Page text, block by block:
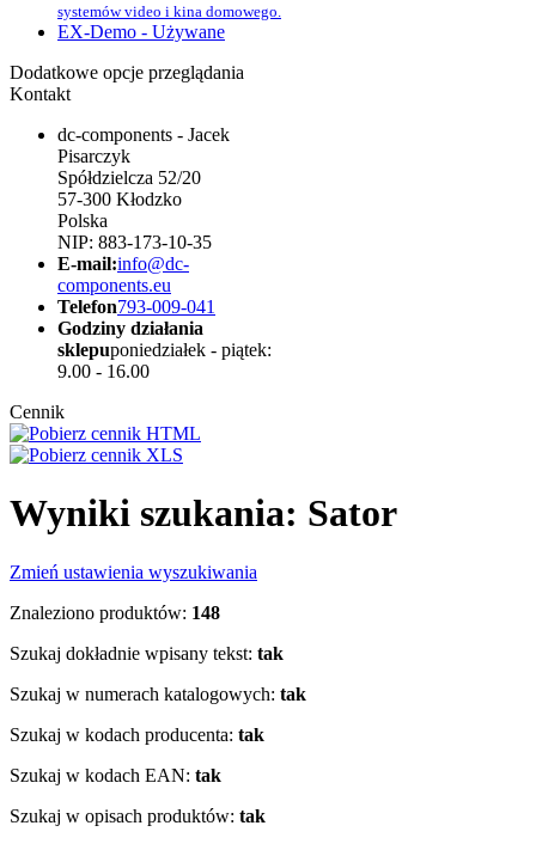
systemów video i kina domowego.
EX-Demo - Używane
Dodatkowe opcje przeglądania
Kontakt
dc-components - Jacek
Pisarczyk
Spółdzielcza 52/20
57-300 Kłodzko
Polska
NIP: 883-173-10-35
E-mail:info@dc-
components.eu
Telefon793-009-041
Godziny działania
sklepuponiedziałek - piątek:
9.00 - 16.00
Cennik
Wyniki szukania: Sator
Zmień ustawienia wyszukiwania
Znaleziono produktów: 148
Szukaj dokładnie wpisany tekst: tak
Szukaj w numerach katalogowych: tak
Szukaj w kodach producenta: tak
Szukaj w kodach EAN: tak
Szukaj w opisach produktów: tak